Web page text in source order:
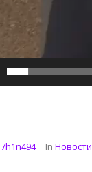
In Новости